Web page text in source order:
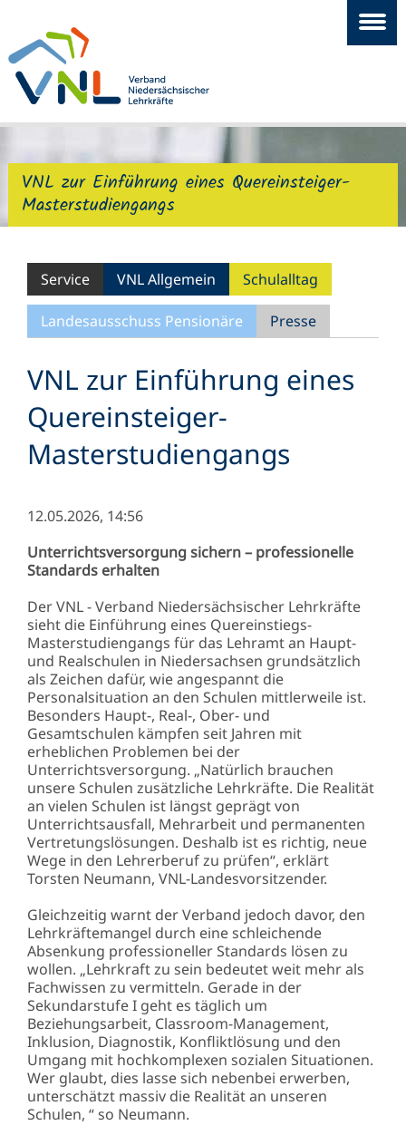
VNL zur Einführung eines Quereinsteiger-
Masterstudiengangs
Service VNL Allgemein Schulalltag
Landesausschuss Pensionäre Presse
VNL zur Einführung eines
Quereinsteiger-
Masterstudiengangs
12.05.2026, 14:56
Unterrichtsversorgung sichern – professionelle
Standards erhalten
Der VNL - Verband Niedersächsischer Lehrkräfte
sieht die Einführung eines Quereinstiegs-
Masterstudiengangs für das Lehramt an Haupt-
und Realschulen in Niedersachsen grundsätzlich
als Zeichen dafür, wie angespannt die
Personalsituation an den Schulen mittlerweile ist.
Besonders Haupt-, Real-, Ober- und
Gesamtschulen kämpfen seit Jahren mit
erheblichen Problemen bei der
Unterrichtsversorgung. „Natürlich brauchen
unsere Schulen zusätzliche Lehrkräfte. Die Realität
an vielen Schulen ist längst geprägt von
Unterrichtsausfall, Mehrarbeit und permanenten
Vertretungslösungen. Deshalb ist es richtig, neue
Wege in den Lehrerberuf zu prüfen“, erklärt
Torsten Neumann, VNL-Landesvorsitzender.
Gleichzeitig warnt der Verband jedoch davor, den
Lehrkräftemangel durch eine schleichende
Absenkung professioneller Standards lösen zu
wollen. „Lehrkraft zu sein bedeutet weit mehr als
Fachwissen zu vermitteln. Gerade in der
Sekundarstufe I geht es täglich um
Beziehungsarbeit, Classroom-Management,
Inklusion, Diagnostik, Konfliktlösung und den
Umgang mit hochkomplexen sozialen Situationen.
Wer glaubt, dies lasse sich nebenbei erwerben,
unterschätzt massiv die Realität an unseren
Schulen, “ so Neumann.